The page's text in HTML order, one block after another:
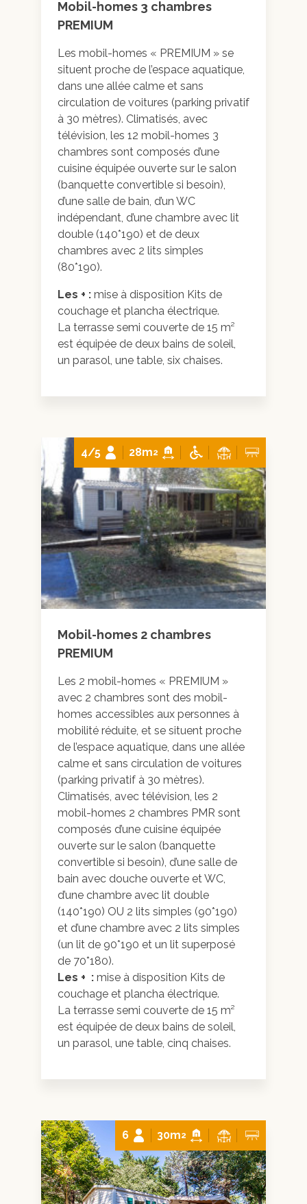
Galerie photo
Mobil-homes 3 chambres
PREMIUM
Les mobil-homes « PREMIUM » se
situent proche de l’espace aquatique,
dans une allée calme et sans
circulation de voitures (parking privatif
à 30 mètres). Climatisés, avec
télévision, les 12 mobil-homes 3
chambres sont composés d’une
cuisine équipée ouverte sur le salon
(banquette convertible si besoin),
d’une salle de bain, d’un WC
indépendant, d’une chambre avec lit
double (140*190) et de deux
chambres avec 2 lits simples
(80*190).
Les + : mise à disposition Kits de
couchage et plancha électrique.
La terrasse semi couverte de 15 m²
est équipée de deux bains de soleil,
un parasol, une table, six chaises.
4/5 28m2
Galerie photo
Mobil-homes 2 chambres
PREMIUM
Les 2 mobil-homes « PREMIUM »
avec 2 chambres sont des mobil-
homes accessibles aux personnes à
mobilité réduite, et se situent proche
de l’espace aquatique, dans une allée
calme et sans circulation de voitures
(parking privatif à 30 mètres).
Climatisés, avec télévision, les 2
mobil-homes 2 chambres PMR sont
composés d’une cuisine équipée
ouverte sur le salon (banquette
convertible si besoin), d’une salle de
bain avec douche ouverte et WC,
d’une chambre avec lit double
(140*190) OU 2 lits simples (90*190)
et d’une chambre avec 2 lits simples
(un lit de 90*190 et un lit superposé
de 70*180).
Les + : mise à disposition Kits de
couchage et plancha électrique.
La terrasse semi couverte de 15 m²
est équipée de deux bains de soleil,
un parasol, une table, cinq chaises.
6 30m2